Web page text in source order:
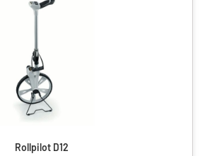
Rollpilot D12